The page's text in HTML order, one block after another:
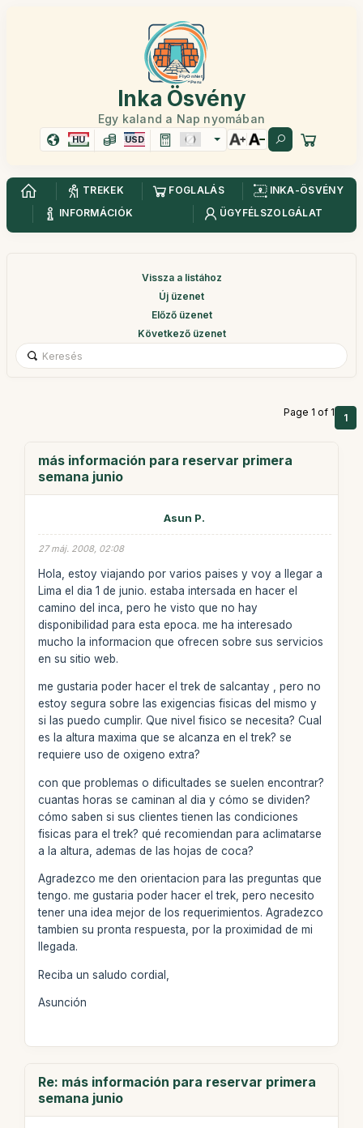
Inka Ösvény
Egy kaland a Nap nyomában
HU USD
TREKEK FOGLALÁS
INKA-ÖSVÉNY
INFORMÁCIÓK
ÜGYFÉLSZOLGÁLAT
Vissza a listához
Új üzenet
Előző üzenet
Következő üzenet
Page 1 of 1 1
más información para reservar primera
semana junio
Asun P.
27 máj. 2008, 02:08
Hola, estoy viajando por varios paises y voy a llegar a
Lima el dia 1 de junio. estaba intersada en hacer el
camino del inca, pero he visto que no hay
disponibilidad para esta epoca. me ha interesado
mucho la informacion que ofrecen sobre sus servicios
en su sitio web.
me gustaria poder hacer el trek de salcantay , pero no
estoy segura sobre las exigencias fisicas del mismo y
si las puedo cumplir. Que nivel fisico se necesita? Cual
es la altura maxima que se alcanza en el trek? se
requiere uso de oxigeno extra?
con que problemas o dificultades se suelen encontrar?
cuantas horas se caminan al dia y cómo se dividen?
cómo saben si sus clientes tienen las condiciones
fisicas para el trek? qué recomiendan para aclimatarse
a la altura, ademas de las hojas de coca?
Agradezco me den orientacion para las preguntas que
tengo. me gustaria poder hacer el trek, pero necesito
tener una idea mejor de los requerimientos. Agradezco
tambien su pronta respuesta, por la proximidad de mi
llegada.
Reciba un saludo cordial,
Asunción
Re: más información para reservar primera
semana junio